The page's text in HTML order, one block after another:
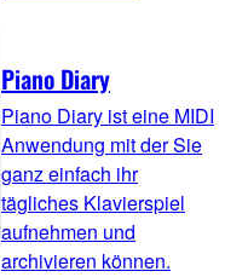
Piano Diary
Piano Diary ist eine MIDI
Anwendung mit der Sie
ganz einfach ihr
tägliches Klavierspiel
aufnehmen und
archivieren können.